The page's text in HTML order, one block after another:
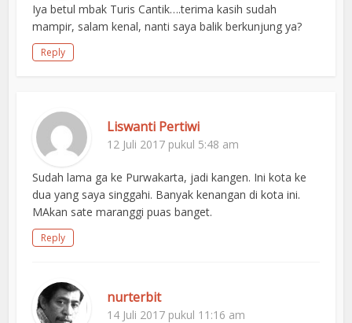
Iya betul mbak Turis Cantik….terima kasih sudah
mampir, salam kenal, nanti saya balik berkunjung ya?
Reply
Liswanti Pertiwi
12 Juli 2017 pukul 5:48 am
Sudah lama ga ke Purwakarta, jadi kangen. Ini kota ke
dua yang saya singgahi. Banyak kenangan di kota ini.
MAkan sate maranggi puas banget.
Reply
nurterbit
14 Juli 2017 pukul 11:16 am